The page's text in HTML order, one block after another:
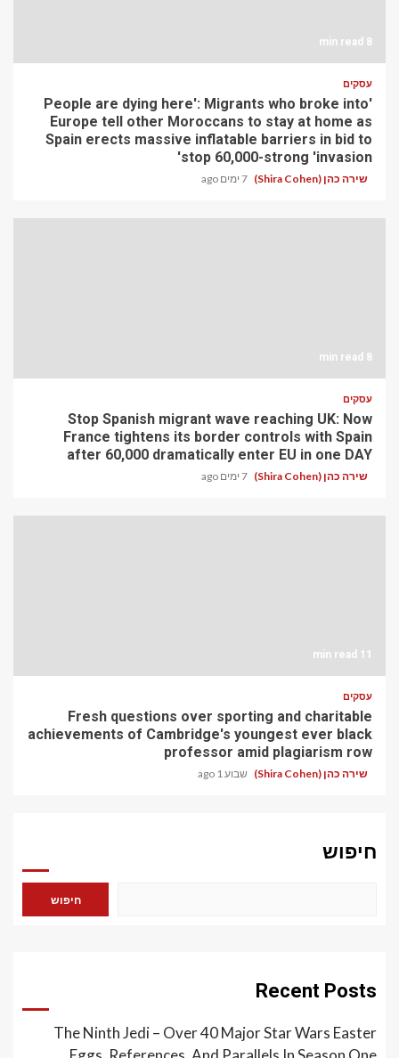
8 min read
עסקים
'People are dying here': Migrants who broke into
Europe tell other Moroccans to stay at home as
Spain erects massive inflatable barriers in bid to
stop 60,000-strong 'invasion'
שירה כהן (Shira Cohen) 7 ימים ago
8 min read
עסקים
Stop Spanish migrant wave reaching UK: Now
France tightens its border controls with Spain
after 60,000 dramatically enter EU in one DAY
שירה כהן (Shira Cohen) 7 ימים ago
11 min read
עסקים
Fresh questions over sporting and charitable
achievements of Cambridge's youngest ever black
professor amid plagiarism row
שירה כהן (Shira Cohen) שבוע 1 ago
חיפוש
חיפוש
Recent Posts
The Ninth Jedi – Over 40 Major Star Wars Easter